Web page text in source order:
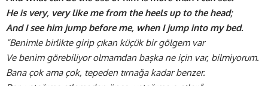
He is very, very like me from the heels up to the head;
And I see him jump before me, when I jump into my bed.
“Benimle birlikte girip çıkan küçük bir gölgem var
Ve benim görebiliyor olmamdan başka ne için var, bilmiyorum.
Bana çok ama çok, tepeden tırnağa kadar benzer.